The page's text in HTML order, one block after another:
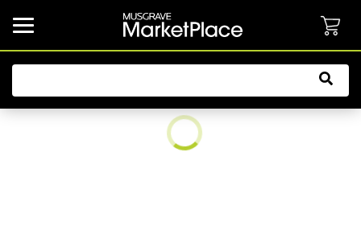
common.button.navbarCollapsed.text